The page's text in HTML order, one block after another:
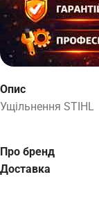
Опис
Ущільнення STIHL
Про бренд
Доставка